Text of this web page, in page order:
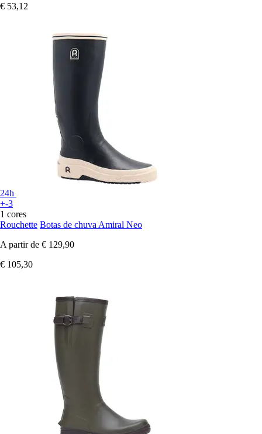
€ 53,12
24h
+-3
1 cores
Rouchette Botas de chuva Amiral Neo
A partir de € 129,90
€ 105,30